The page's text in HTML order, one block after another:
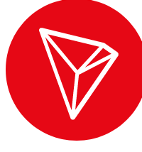
Bitcoin
BTC